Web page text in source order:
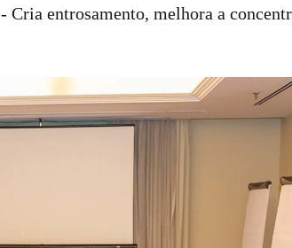
- Cria entrosamento, melhora a